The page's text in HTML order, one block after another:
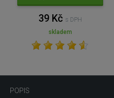
39 Kč s DPH
skladem
POPIS